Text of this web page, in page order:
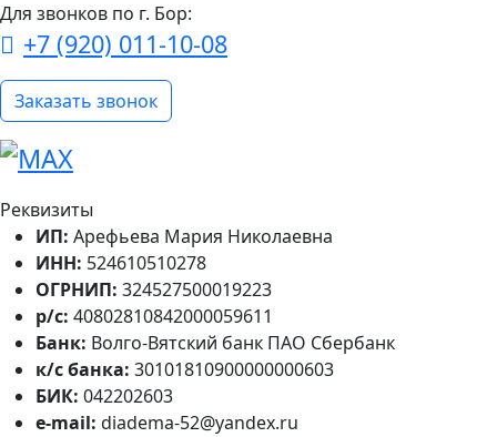
Для звонков по г. Бор:
+7 (920) 011-10-08
Заказать звонок
Реквизиты
ИП: Арефьева Мария Николаевна
ИНН: 524610510278
ОГРНИП: 324527500019223
р/с: 40802810842000059611
Банк: Волго-Вятский банк ПАО Сбербанк
к/с банка: 30101810900000000603
БИК: 042202603
e-mail: diadema-52@yandex.ru